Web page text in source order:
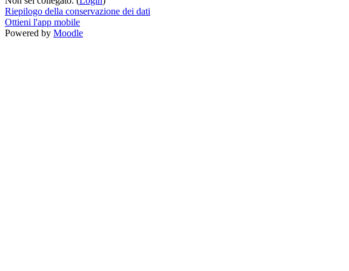
Riepilogo della conservazione dei dati
Ottieni l'app mobile
Powered by Moodle